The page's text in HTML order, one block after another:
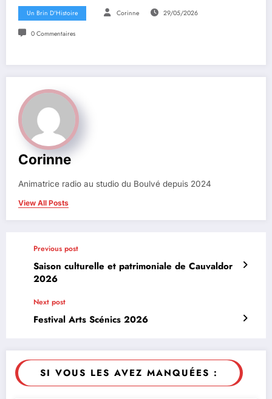
Un Brin D'Histoire Corinne 29/05/2026
0 Commentaires
Corinne
Animatrice radio au studio du Boulvé depuis 2024
View All Posts
Previous post
Saison culturelle et patrimoniale de Cauvaldor
2026
Next post
Festival Arts Scénics 2026
SI VOUS LES AVEZ MANQUÉES :